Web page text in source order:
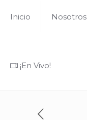
Inicio Nosotros
¡En Vivo!